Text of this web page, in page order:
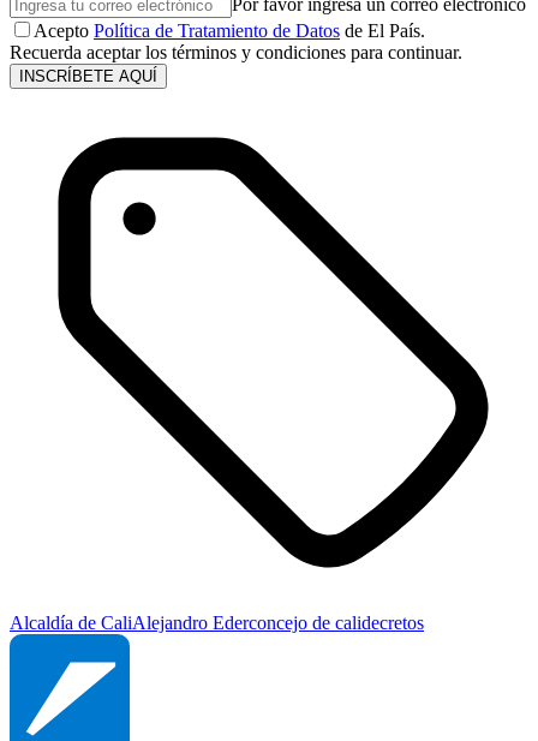
Acepto Política de Tratamiento de Datos de El País.
Recuerda aceptar los términos y condiciones para continuar.
INSCRÍBETE AQUÍ
Alcaldía de CaliAlejandro Ederconcejo de calidecretos